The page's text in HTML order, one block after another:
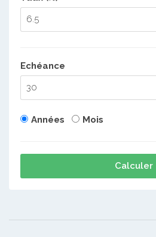
Echéance
Années Mois
Calculer